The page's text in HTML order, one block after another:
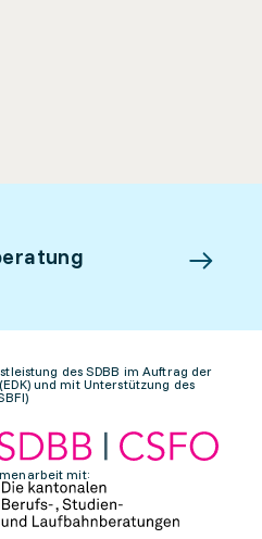
des SDBB im Auftrag der
und mit Unterstützung des
mit: